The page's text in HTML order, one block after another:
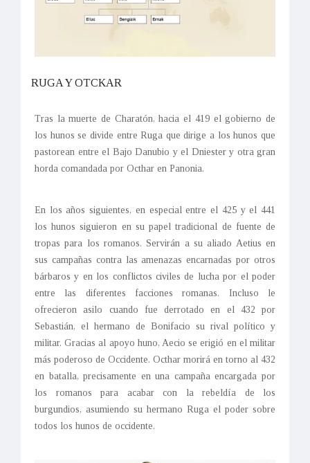
RUGA Y OTCKAR
Tras la muerte de Charatón, hacia el 419 el gobierno de
los hunos se divide entre Ruga que dirige a los hunos que
pastorean entre el Bajo Danubio y el Dniester y otra gran
horda comandada por Octhar en Panonia.
En los años siguientes, en especial entre el 425 y el 441
los hunos siguieron en su papel tradicional de fuente de
tropas para los romanos. Servirán a su aliado Aetius en
sus campañas contra las amenazas encarnadas por otros
bárbaros y en los conflictos civiles de lucha por el poder
entre las diferentes facciones romanas. Incluso le
ofrecieron asilo cuando fue derrotado en el 432 por
Sebastián, el hermano de Bonifacio su rival político y
militar. Gracias al apoyo huno, Aecio se erigió en el militar
más poderoso de Occidente. Octhar morirá en torno al 432
en batalla, precisamente en una campaña encargada por
los romanos para acabar con la rebeldía de los
burgundios, asumiendo su hermano Ruga el poder sobre
todos los hunos de occidente.